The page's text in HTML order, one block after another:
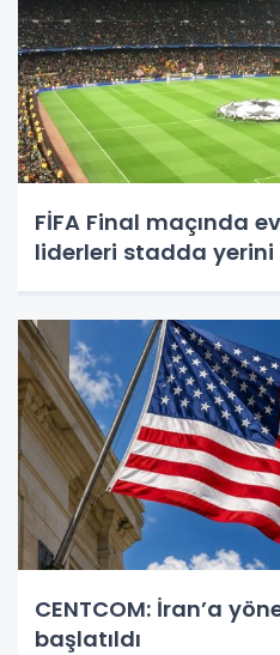
FİFA Final maçında
liderleri stadda yerini
CENTCOM: İran’a
başlatıldı